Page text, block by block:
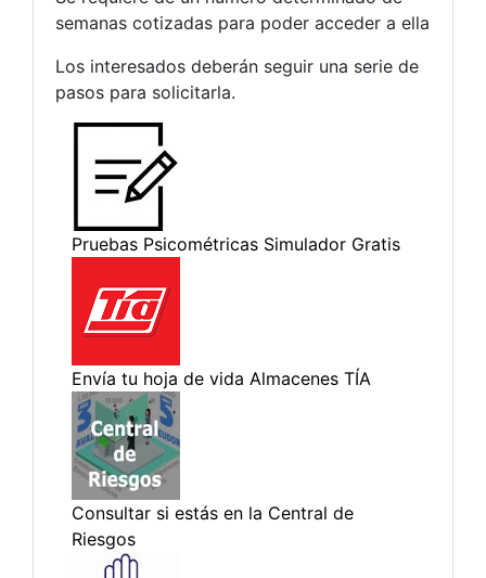
semanas cotizadas para poder acceder a ella
Los interesados deberán seguir una serie de
pasos para solicitarla.